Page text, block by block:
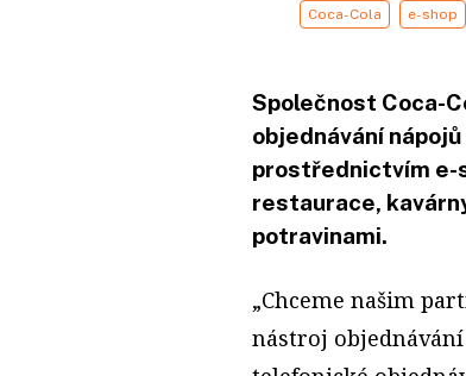
Coca-Cola e-shop
Společnost Coca-
objednávání
prostřednictvím e-
restaurace,
potravinami.
„Chceme našim
nástroj